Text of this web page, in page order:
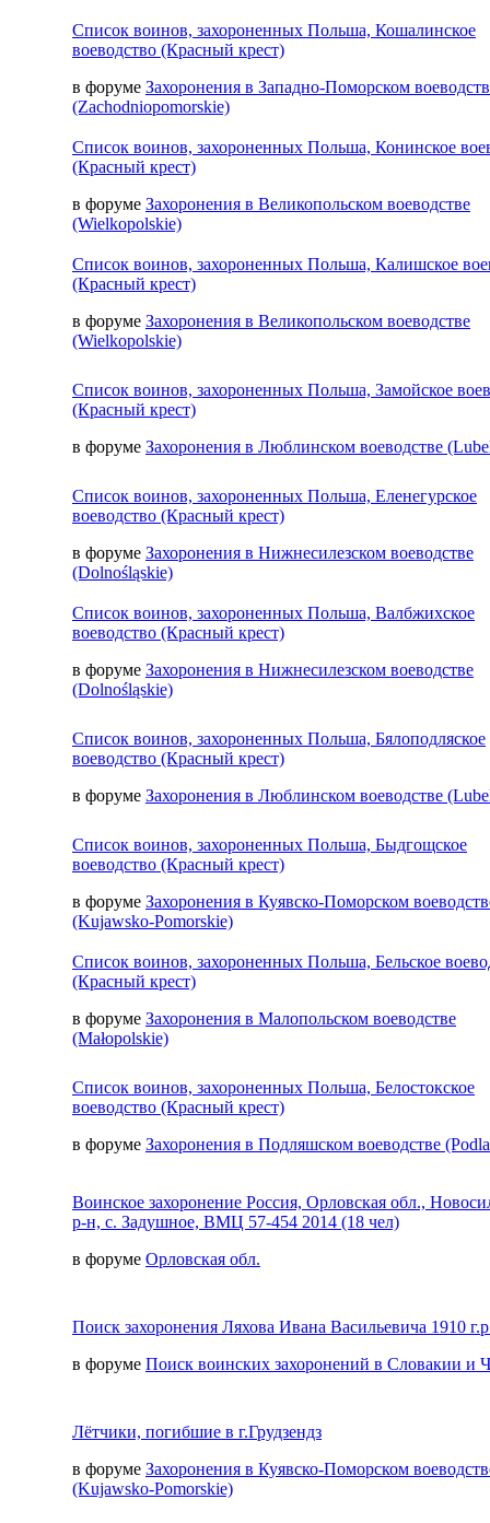
Список воинов, захороненных Польша, Кошалинское
воеводство (Красный крест)
в форуме Захоронения в Западно-Поморском
(Zachodniopomorskie)
Список воинов, захороненных Польша, Конинское
(Красный крест)
в форуме Захоронения в Великопольском воеводстве
(Wielkopolskie)
Список воинов, захороненных Польша, Калишское
(Красный крест)
в форуме Захоронения в Великопольском воеводстве
(Wielkopolskie)
Список воинов, захороненных Польша, Замойское
(Красный крест)
в форуме Захоронения в Люблинском воеводстве
Список воинов, захороненных Польша, Еленегурское
воеводство (Красный крест)
в форуме Захоронения в Нижнесилезском воеводстве
(Dolnośląskie)
Список воинов, захороненных Польша, Валбжихское
воеводство (Красный крест)
в форуме Захоронения в Нижнесилезском воеводстве
(Dolnośląskie)
Список воинов, захороненных Польша, Бялоподляское
воеводство (Красный крест)
в форуме Захоронения в Люблинском воеводстве
Список воинов, захороненных Польша, Быдгощское
воеводство (Красный крест)
в форуме Захоронения в Куявско-Поморском
(Kujawsko-Pomorskie)
Список воинов, захороненных Польша, Бельское
(Красный крест)
в форуме Захоронения в Малопольском воеводстве
(Małopolskie)
Список воинов, захороненных Польша, Белостокское
воеводство (Красный крест)
в форуме Захоронения в Подляшском воеводстве
Воинское захоронение Россия, Орловская обл.,
р-н, с. Задушное, ВМЦ 57-454 2014 (18 чел)
в форуме Орловская обл.
Поиск захоронения Ляхова Ивана Васильевича 1910
в форуме Поиск воинских захоронений в Словакии и
Лётчики, погибшие в г.Грудзендз
в форуме Захоронения в Куявско-Поморском
(Kujawsko-Pomorskie)